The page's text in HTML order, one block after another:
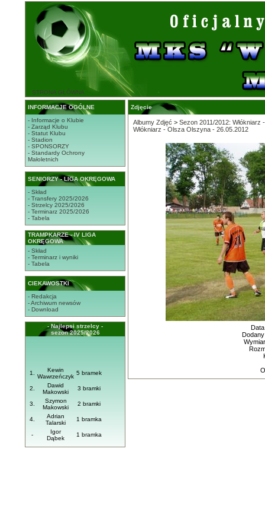
STRONA GŁÓWNA
INFORMACJE OGÓLNE
- Informacje o Klubie
- Zarząd Klubu
- Statut Klubu
- Stadion
- SPONSORZY
- Standardy Ochrony
Małoletnich
SENIORZY - LIGA OKRĘGOWA
- Skład
- Transfery 2025/2026
- Strzelcy 2025/2026
- Terminarz 2025/2026
- Tabela
TRAMPKARZE - IV LIGA
OKRĘGOWA
- Skład
- Terminarz i wyniki
- Tabela
CIEKAWOSTKI
- Redakcja
- Archiwum newsów
- Download
- Najlepsi strzelcy -
sezon 2025/2026
1.
Kewin
Wawrzeńczyk
5 bramek
2.
Dawid
Makowski
3 bramki
3.
Szymon
Makowski
2 bramki
4.
Adrian
Talarski
1 bramka
-
Igor
Dąbek
1 bramka
Zdjęcie
Albumy Zdjęć > Sezon 2011/2012:
Włókniarz - Olsza Olszyna - 26.05.2012